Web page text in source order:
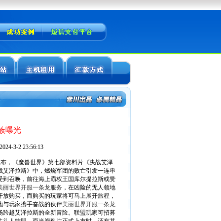
曝光
3-2 23:56:13
，《魔兽世界》第七部资料片《决战艾泽
泽拉斯》中，燃烧军团的败亡引发一连串
到召唤，前往海上霸权王国库尔提拉斯或赞
丽世界开服一条龙服务 ，在凶险的无人领地
购买，而购买的玩家将可马上展开旅程，
与玩家携手奋战的伙伴美丽世界开服一条龙
越艾泽拉斯的全新冒险。联盟玩家可招募